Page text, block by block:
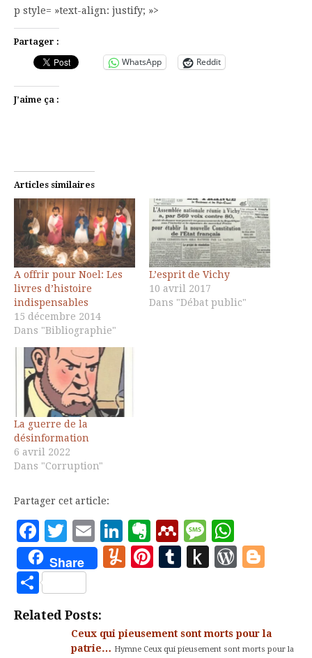
p style= »text-align: justify; »>
Partager :
WhatsApp Reddit
J’aime ça :
Articles similaires
A offrir pour Noel: Les
livres d’histoire
indispensables
15 décembre 2014
Dans "Bibliographie"
L’esprit de Vichy
10 avril 2017
Dans "Débat public"
La guerre de la
désinformation
6 avril 2022
Dans "Corruption"
Partager cet article:
Facebook
Twitter
EmailLinkedIn
Evernote
Mendeley
Message
Share Yummly
Pinterest
Tumblr
Push
Partager
Related Posts:
Ceux qui pieusement sont morts pour la
patrie… Hymne Ceux qui pieusement sont morts pour la